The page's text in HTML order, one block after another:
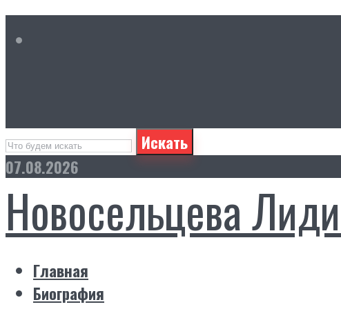
Искать
07.08.2026
Новосельцева
Главная
Биография